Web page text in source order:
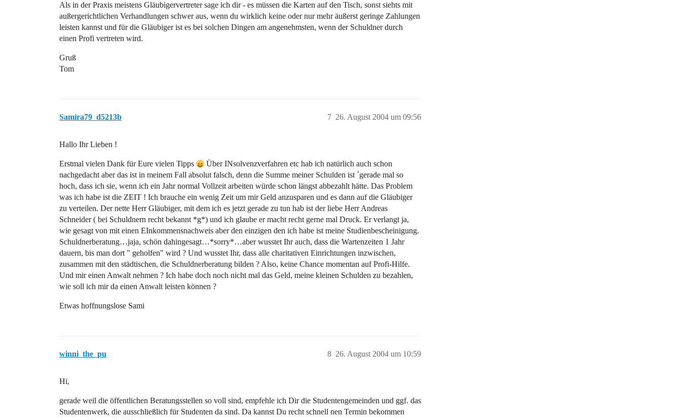
Als in der Praxis meistens Gläubigervertreter sage ich dir - es müssen die Karten auf den Tisch, sonst siehts mit
außergerichtlichen Verhandlungen schwer aus, wenn du wirklich keine oder nur mehr äußerst geringe Zahlungen
leisten kannst und für die Gläubiger ist es bei solchen Dingen am angenehmsten, wenn der Schuldner durch
einen Profi vertreten wird.
Gruß
Tom
Samira79_d5213b 26. August 2004 um 09:56
7
Hallo Ihr Lieben !
Erstmal vielen Dank für Eure vielen Tipps
Über INsolvenzverfahren etc hab ich natürlich auch schon
nachgedacht aber das ist in meinem Fall absolut falsch, denn die Summe meiner Schulden ist ´gerade mal so
hoch, dass ich sie, wenn ich ein Jahr normal Vollzeit arbeiten würde schon längst abbezahlt hätte. Das Problem
was ich habe ist die ZEIT ! Ich brauche ein wenig Zeit um mir Geld anzusparen und es dann auf die Gläubiger
zu verteilen. Der nette Herr Gläubiger, mit dem ich es jetzt gerade zu tun hab ist der liebe Herr Andreas
Schneider ( bei Schuldnern recht bekannt *g*) und ich glaube er macht recht gerne mal Druck. Er verlangt ja,
wie gesagt von mit einen EInkommensnachweis aber den einzigen den ich habe ist meine Studienbescheinigung.
Schuldnerberatung…jaja, schön dahingesagt…*sorry*…aber wusstet Ihr auch, dass die Wartenzeiten 1 Jahr
dauern, bis man dort " geholfen" wird ? Und wusstet Ihr, dass alle charitativen Einrichtungen inzwischen,
zusammen mit den städtischen, die Schuldnerberatung bilden ? Also, keine Chance momentan auf Profi-Hilfe.
Und mir einen Anwalt nehmen ? Ich habe doch noch nicht mal das Geld, meine kleinen Schulden zu bezahlen,
wie soll ich mir da einen Anwalt leisten können ?
Etwas hoffnungslose Sami
winni_the_pu 26. August 2004 um 10:59
8
Hi,
gerade weil die öffentlichen Beratungsstellen so voll sind, empfehle ich Dir die Studentengemeinden und ggf. das
Studentenwerk, die ausschließlich für Studenten da sind. Da kannst Du recht schnell nen Termin bekommen